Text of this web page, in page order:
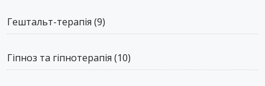
Гештальт-терапія (9)
Гіпноз та гіпнотерапія (10)